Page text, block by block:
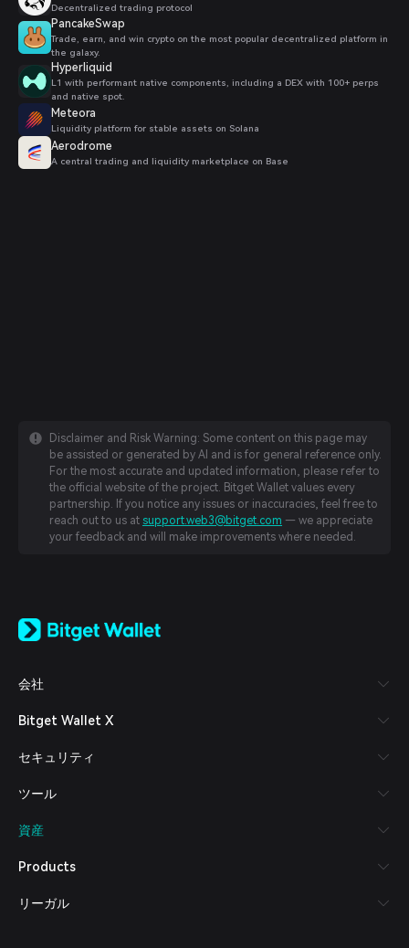
Decentralized trading protocol
PancakeSwap
Trade, earn, and win crypto on the most popular decentralized platform in
the galaxy.
Hyperliquid
L1 with performant native components, including a DEX with 100+ perps
and native spot.
Meteora
Liquidity platform for stable assets on Solana
Aerodrome
A central trading and liquidity marketplace on Base
Disclaimer and Risk Warning: Some content on this page may
be assisted or generated by AI and is for general reference only.
For the most accurate and updated information, please refer to
the official website of the project. Bitget Wallet values every
partnership. If you notice any issues or inaccuracies, feel free to
reach out to us at support.web3@bitget.com — we appreciate
your feedback and will make improvements where needed.
日本語
Español (Latinoamérica)
Italiano
Deutsch
繁體中文
Bahasa Indonesia
会社
Bitget Wallet X
セキュリティ
ツール
資産
Products
リーガル